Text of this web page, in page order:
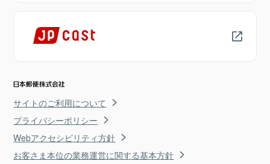
サイトのご利用について
プライバシーポリシー
Webアクセシビリティ方針
お客さま本位の業務運営に関する基本方針